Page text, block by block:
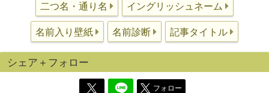
二つ名・通り名 イングリッシュネーム
名前入り壁紙 名前診断 記事タイトル
シェア＋フォロー
フォロー